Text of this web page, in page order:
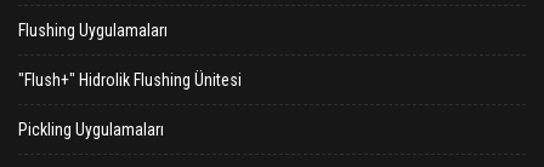
Flushing Uygulamaları
"Flush+" Hidrolik Flushing Ünitesi
Pickling Uygulamaları